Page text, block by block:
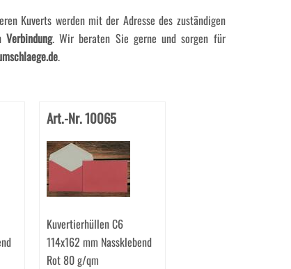
Kuverts werden mit der Adresse des zuständigen
Verbindung. Wir beraten Sie gerne und sorgen für
.
Art.-Nr. 10065
Kuvertierhüllen C6
114x162 mm Nassklebend
Rot 80 g/qm